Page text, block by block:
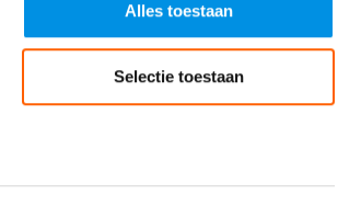
Alles toestaan
Selectie toestaan